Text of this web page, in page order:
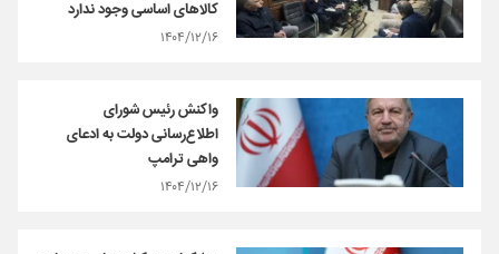
کالاهای اساسی وجود ندارد
۱۴۰۴/۱۲/۱۶
واکنش رئیس شورای
اطلاع‌رسانی دولت به ادعای
واهی ترامپ
۱۴۰۴/۱۲/۱۶